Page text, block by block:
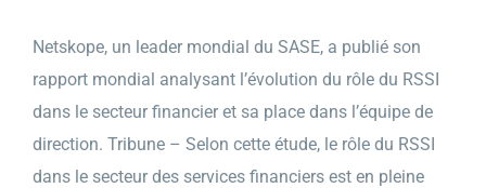
Netskope, un leader mondial du SASE, a publié son
rapport mondial analysant l’évolution du rôle du RSSI
dans le secteur financier et sa place dans l’équipe de
direction. Tribune – Selon cette étude, le rôle du RSSI
dans le secteur des services financiers est en pleine